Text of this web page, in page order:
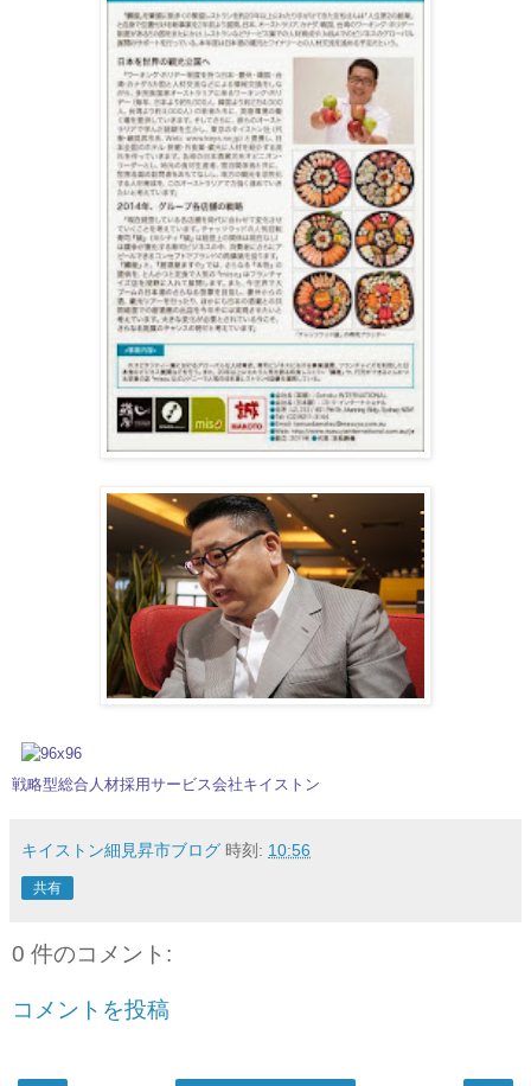
戦略型総合人材採用サービス会社キイストン
キイストン細見昇市ブログ 時刻: 10:56
共有
0 件のコメント:
コメントを投稿